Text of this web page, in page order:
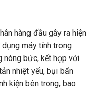
hàng đầu gây ra hiện
máy tính trong
nóng bức, kết hợp với
nhiệt yếu, bụi bẩn
kiện bên trong, bao